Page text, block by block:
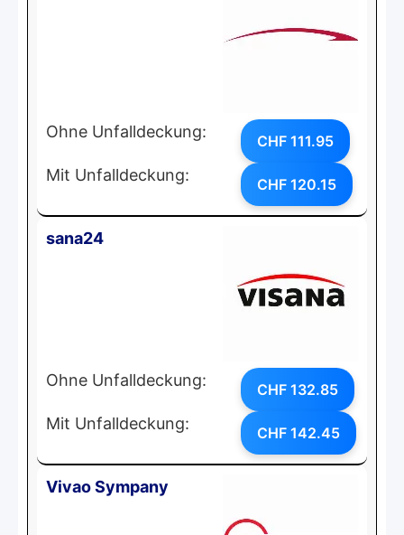
Ohne Unfalldeckung: CHF 111.95
Mit Unfalldeckung: CHF 120.15
sana24
Ohne Unfalldeckung: CHF 132.85
Mit Unfalldeckung: CHF 142.45
Vivao Sympany